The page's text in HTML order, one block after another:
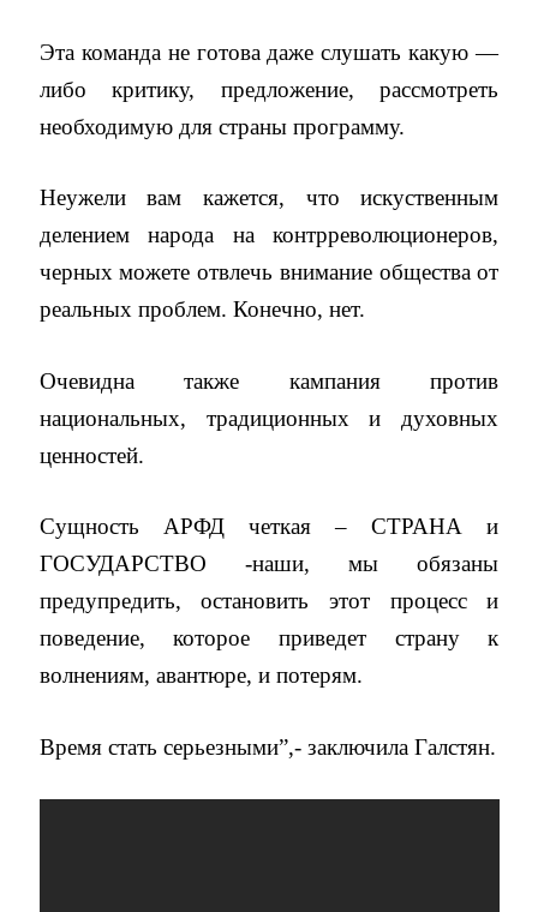
Эта команда не готова даже слушать какую —
либо критику, предложение, рассмотреть
необходимую для страны программу.
Неужели вам кажется, что искуственным
делением народа на контрреволюционеров,
черных можете отвлечь внимание общества от
реальных проблем. Конечно, нет.
Очевидна также кампания против
национальных, традиционных и духовных
ценностей.
Сущность АРФД четкая – СТРАНА и
ГОСУДАРСТВО -наши, мы обязаны
предупредить, остановить этот процесс и
поведение, которое приведет страну к
волнениям, авантюре, и потерям.
Время стать серьезными”,- заключила Галстян.